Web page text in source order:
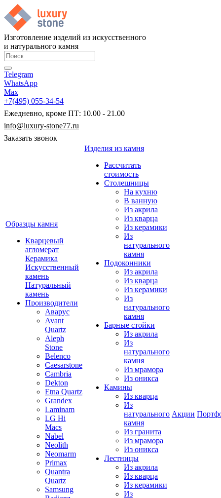
Изготовление изделий из искусственного
и натурального камня
Telegram
WhatsApp
Max
+7(495) 055-34-54
Ежедневно, кроме ПТ: 10.00 - 21.00
info@luxury-stone77.ru
Заказать звонок
Образцы камня
Кварцевый
агломерат
Керамика
Искусственный
камень
Натуральный
камень
Производители
Аварус
Avant
Quartz
Aleph
Stone
Belenco
Caesarstone
Cambria
Dekton
Etna Quartz
Grandex
Laminam
LG Hi
Macs
Nabel
Neolith
Neomarm
Primax
Quantra
Quartz
Samsung
Изделия из камня
Рассчитать
стоимость
Столешницы
На кухню
В ванную
Из акрила
Из кварца
Из керамики
Из
натурального
камня
Подоконники
Из акрила
Из кварца
Из керамики
Из
натурального
камня
Барные стойки
Из акрила
Из
натурального
камня
Из мрамора
Из оникса
Камины
Из кварца
Из
натурального
камня
Из гранита
Из мрамора
Из оникса
Лестницы
Из акрила
Из кварца
Из керамики
Из
Акции